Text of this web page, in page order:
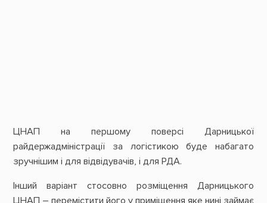
ЦНАП на першому поверсі Дарницької
райдержадміністрації за логістикою буде набагато
зручнішим і для відвідувачів, і для РДА.
Інший варіант стосовно розміщення Дарницького
ЦНАП – перемістити його у приміщення яке нині займає